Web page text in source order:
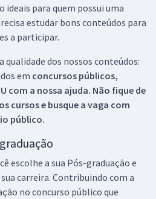
ideais para quem possui uma
estudar bons conteúdos para
a participar.
dos nossos conteúdos:
em concursos públicos,
com a nossa ajuda. Não fique de
cursos e busque a vaga com
público.
escolhe a sua Pós-graduação e
carreira. Contribuindo com a
no concurso público que